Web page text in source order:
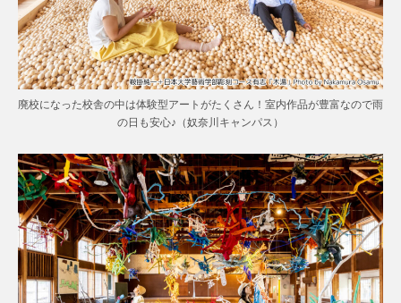
廃校になった校舎の中は体験型アートがたくさん！室内作品が豊富なので雨
の日も安心♪（奴奈川キャンパス）